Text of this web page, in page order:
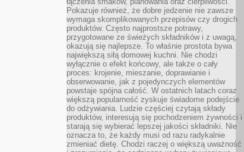
Pokazuje również, że dobre jedzenie nie zawsze
wymaga skomplikowanych przepisów czy drogich
produktów. Często najprostsze potrawy,
przygotowane ze świeżych składników i z uwagą,
okazują się najlepsze. To właśnie prostota bywa
największą siłą domowej kuchni. Nie chodzi
wyłącznie o efekt końcowy, ale także o cały
proces: krojenie, mieszanie, doprawianie i
obserwowanie, jak z pojedynczych elementów
powstaje spójna całość. W ostatnich latach coraz
większą popularność zyskuje świadome podejście
do odżywiania. Ludzie częściej czytają składy
produktów, interesują się pochodzeniem żywności i
starają się wybierać lepszej jakości składniki. Nie
oznacza to, że każdy musi od razu radykalnie
zmieniać dietę. Chodzi raczej o większą uważność